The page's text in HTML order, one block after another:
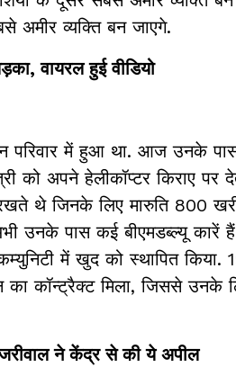
व्यक्ति बन जाएगे.
वायरल हुई वीडियो
में हुआ था. आज उनके पास
को अपने हेलीकॉप्टर किराए
थे जिनके लिए मारुति 800
उनके पास कई बीएमडब्ल्यू कारें हैं
कम्युनिटी में खुद को स्थापित
कॉन्ट्रैक्ट मिला, जिससे
ने केंद्र से की ये अपील